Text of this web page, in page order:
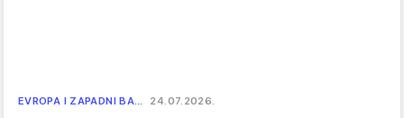
EVROPA I ZAPADNI BA… 24.07.2026.